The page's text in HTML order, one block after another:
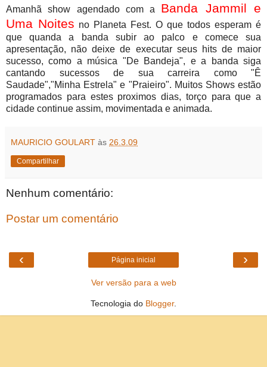
Amanhã show agendado com a Banda Jammil e
Uma Noites no Planeta Fest. O que todos esperam é
que quanda a banda subir ao palco e comece sua
apresentação, não deixe de executar seus hits de maior
sucesso, como a música "De Bandeja", e a banda siga
cantando sucessos de sua carreira como "Ê
Saudade","Minha Estrela" e "Praieiro". Muitos Shows estão
programados para estes proximos dias, torço para que a
cidade continue assim, movimentada e animada.
MAURICIO GOULART às 26.3.09
Compartilhar
Nenhum comentário:
Postar um comentário
‹ ›
Página inicial
Ver versão para a web
Tecnologia do Blogger.